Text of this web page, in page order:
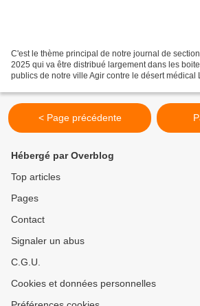
C'est le thème principal de notre journal de
2025 qui va être distribué largement dans les
publics de notre ville Agir contre le désert médical
< Page précédente
Hébergé par Overblog
Top articles
Pages
Contact
Signaler un abus
C.G.U.
Cookies et données personnelles